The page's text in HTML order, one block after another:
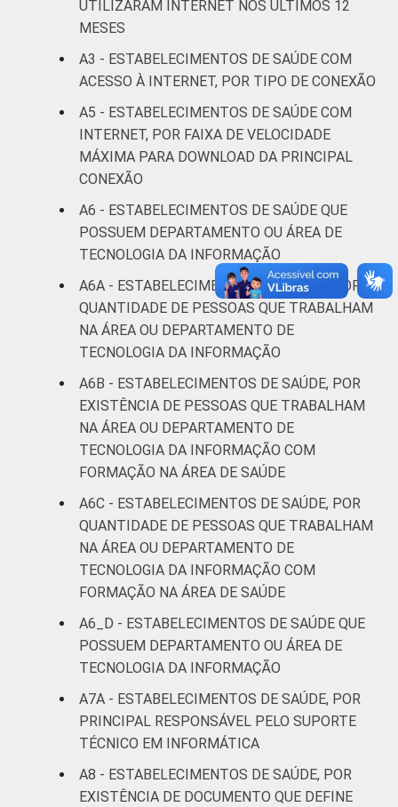
DE SAÚDE Não UBS 95
LOCALIZAÇÃO Capital 93
Fonte: CGI/NIC.br, Centro Regional de
Estudos para o Desenvolvimento da
Sociedade da Informação (Cetic.br),
Pesquisa sobre o uso das tecnologias de
informação e comunicação nos
estabelecimentos de saúde brasileiros – TIC
UTILIZARAM INTERNET NOS ÚLTIMOS 12
MESES
A3 - ESTABELECIMENTOS DE SAÚDE COM
ACESSO À INTERNET, POR TIPO DE CONEXÃO
A5 - ESTABELECIMENTOS DE SAÚDE COM
INTERNET, POR FAIXA DE VELOCIDADE
MÁXIMA PARA DOWNLOAD DA PRINCIPAL
CONEXÃO
A6 - ESTABELECIMENTOS DE SAÚDE QUE
POSSUEM DEPARTAMENTO OU ÁREA DE
TECNOLOGIA DA INFORMAÇÃO
A6A - ESTABELECIMENTOS DE SAÚDE, POR
QUANTIDADE DE PESSOAS QUE TRABALHAM
NA ÁREA OU DEPARTAMENTO DE
TECNOLOGIA DA INFORMAÇÃO
A6B - ESTABELECIMENTOS DE SAÚDE, POR
EXISTÊNCIA DE PESSOAS QUE TRABALHAM
NA ÁREA OU DEPARTAMENTO DE
TECNOLOGIA DA INFORMAÇÃO COM
FORMAÇÃO NA ÁREA DE SAÚDE
A6C - ESTABELECIMENTOS DE SAÚDE, POR
QUANTIDADE DE PESSOAS QUE TRABALHAM
NA ÁREA OU DEPARTAMENTO DE
TECNOLOGIA DA INFORMAÇÃO COM
FORMAÇÃO NA ÁREA DE SAÚDE
A6_D - ESTABELECIMENTOS DE SAÚDE QUE
POSSUEM DEPARTAMENTO OU ÁREA DE
TECNOLOGIA DA INFORMAÇÃO
A7A - ESTABELECIMENTOS DE SAÚDE, POR
PRINCIPAL RESPONSÁVEL PELO SUPORTE
TÉCNICO EM INFORMÁTICA
A8 - ESTABELECIMENTOS DE SAÚDE, POR
EXISTÊNCIA DE DOCUMENTO QUE DEFINE